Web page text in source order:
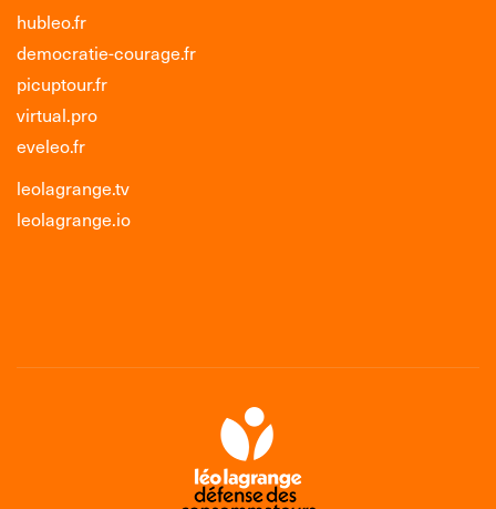
hubleo.fr
democratie-courage.fr
picuptour.fr
virtual.pro
eveleo.fr
leolagrange.tv
leolagrange.io